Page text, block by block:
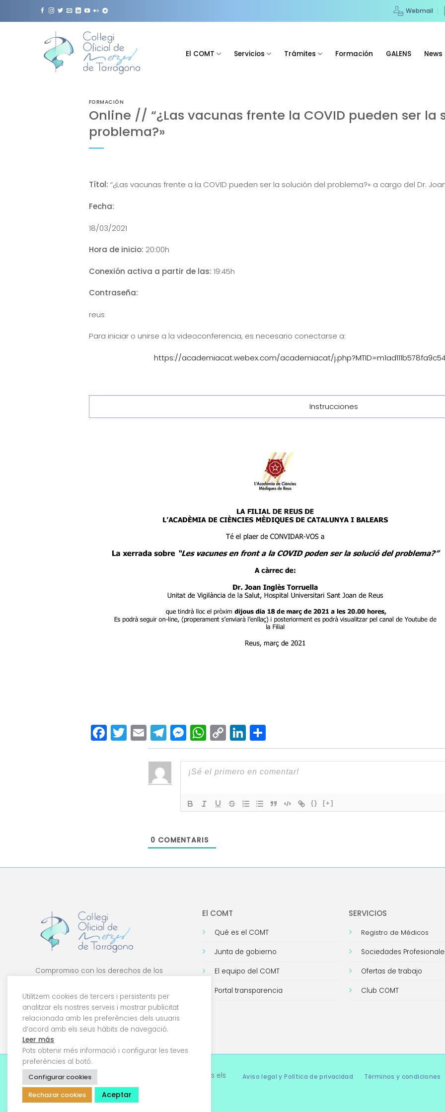
Webmail
El COMT Servicios Trámites Formación GALENS News
FORMACIÓN
Online // “¿Las vacunas frente la COVID pueden ser la
problema?»
Títol: “¿Las vacunas frente a la COVID pueden ser la solución del problema?» a cargo del Dr.
Fecha:
18/03/2021
Hora de inicio: 20:00h
Conexión activa a partir de las: 19:45h
Contraseña:
reus
Para iniciar o unirse a la videoconferencia, es necesario conectarse a:
https://academiacat.webex.com/academiacat/
Instrucciones
Facebook
Twitter
EmailTelegram
Messenger
WhatsApp
Copy
Link
LinkedIn
Compartir
{} [+]
0 COMENTARIS
Compromiso con los derechos de los
la tecnología.
El COMT
Qué es el COMT
Junta de gobierno
El equipo del COMT
Portal transparencia
SERVICIOS
Registro de Médicos
Sociedades
Ofertas de trabajo
Club COMT
© 2026 Col·legi Oficial de Metges de Tarragona. Tots els
drets reservats
Aviso legal y Política de privacidad Términos y condiciones
Utilitzem cookies de tercers i persistents per
analitzar els nostres serveis i mostrar publicitat
relacionada amb les preferències dels usuaris
d’acord amb els seus hàbits de navegació.
Leer más
Pots obtenir més informació i configurar les teves
preferències al botó.
Configurar cookies
Rechazar cookies
Aceptar